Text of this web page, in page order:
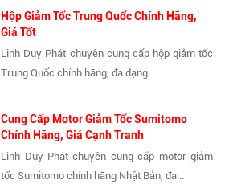
Hộp Giảm Tốc Trung Quốc Chính Hãng,
Giá Tốt
Linh Duy Phát chuyên cung cấp hộp giảm tốc
Trung Quốc chính hãng, đa dạng...
Cung Cấp Motor Giảm Tốc Sumitomo
Chính Hãng, Giá Cạnh Tranh
Linh Duy Phát chuyên cung cấp motor giảm
tốc Sumitomo chính hãng Nhật Bản, đa...